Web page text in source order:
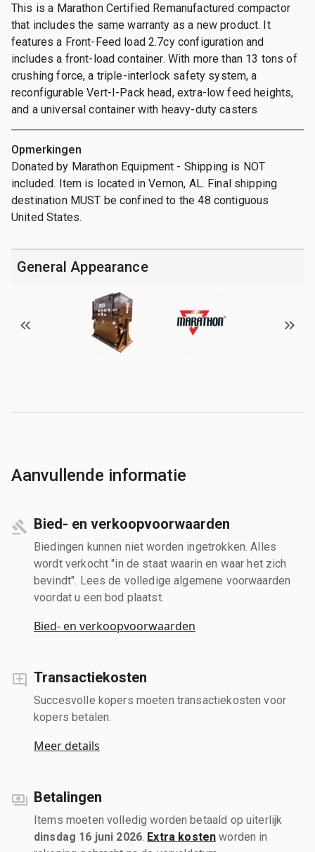
This is a Marathon Certified Remanufactured compactor
that includes the same warranty as a new product. It
features a Front-Feed load 2.7cy configuration and
includes a front-load container. With more than 13 tons of
crushing force, a triple-interlock safety system, a
reconfigurable Vert-I-Pack head, extra-low feed heights,
and a universal container with heavy-duty casters
Opmerkingen
Donated by Marathon Equipment - Shipping is NOT
included. Item is located in Vernon, AL. Final shipping
destination MUST be confined to the 48 contiguous
United States.
General Appearance
Aanvullende informatie
Bied- en verkoopvoorwaarden
Biedingen kunnen niet worden ingetrokken. Alles
wordt verkocht "in de staat waarin en waar het zich
bevindt". Lees de volledige algemene voorwaarden
voordat u een bod plaatst.
Bied- en verkoopvoorwaarden
Transactiekosten
Succesvolle kopers moeten transactiekosten voor
kopers betalen.
Meer details
Betalingen
Items moeten volledig worden betaald op uiterlijk
dinsdag 16 juni 2026 Extra kosten worden in